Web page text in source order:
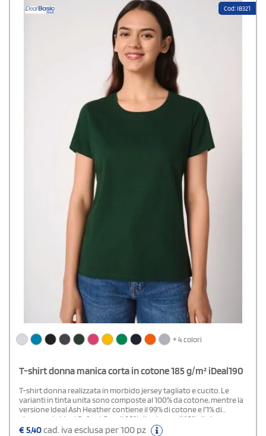
Cod: IB321
+ 4 colori
T-shirt donna manica corta in cotone 185 g/m² iDeal190
T-shirt donna realizzata in morbido jersey tagliato e cucito. Le
varianti in tinta unita sono composte al 100% da cotone, mentre la
versione Ideal Ash Heather contiene il 99% di cotone e l’1% di
viscosa, e la Ideal Oxford Grey il 90% di cotone e il 10% di viscosa.
Taglio dritto, collo rotondo rifinito con bordo a costine 1x1 e
€5,40cad. iva esclusa per 100 pz